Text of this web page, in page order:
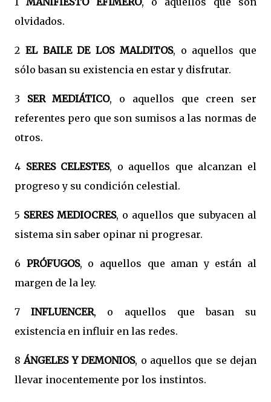
olvidados.
2 EL BAILE DE LOS MALDITOS, o aquellos que
sólo basan su existencia en estar y disfrutar.
3 SER MEDIÁTICO, o aquellos que creen ser
referentes pero que son sumisos a las normas de
otros.
4 SERES CELESTES, o aquellos que alcanzan el
progreso y su condición celestial.
5 SERES MEDIOCRES, o aquellos que subyacen al
sistema sin saber opinar ni progresar.
6 PRÓFUGOS, o aquellos que aman y están al
margen de la ley.
7INFLUENCER, o aquellos que basan su
existencia en influir en las redes.
8ÁNGELES Y DEMONIOS, o aquellos que se dejan
llevar inocentemente por los instintos.